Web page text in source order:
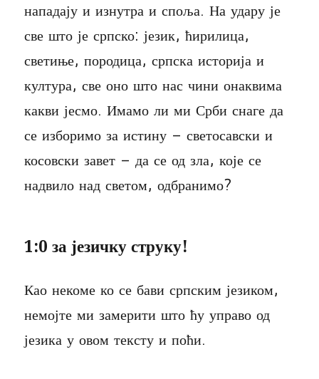
нападају и изнутра и споља. На удару је
све што је српско: језик, ћирилица,
светиње, породица, српска историја и
култура, све оно што нас чини онаквима
какви јесмо. Имамо ли ми Срби снаге да
се изборимо за истину – светосавски и
косовски завет – да се од зла, које се
надвило над светом, одбранимо?
1:0 за језичку струку!
Као некоме ко се бави српским језиком,
немојте ми замерити што ћу управо од
језика у овом тексту и поћи.